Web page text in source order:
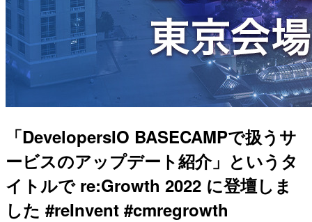
「DevelopersIO BASECAMPで扱うサ
ービスのアップデート紹介」というタ
イトルで re:Growth 2022 に登壇しま
した #reInvent #cmregrowth